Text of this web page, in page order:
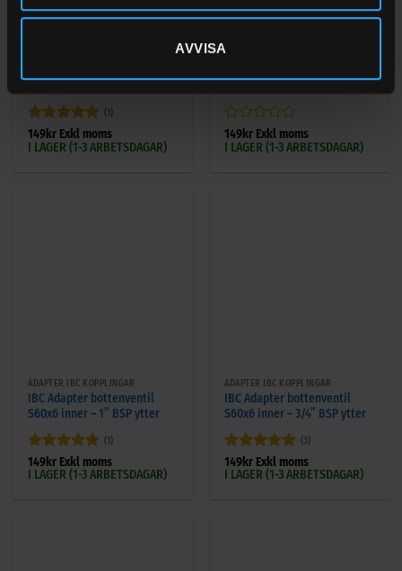
AVVISA
Betygsatt5
av 5
(1)
149kr Exkl moms
I LAGER (1-3 ARBETSDAGAR)
IBC Adapter bottenventil
Betygsatt
0
149kr Exkl moms
I LAGER (1-3 ARBETSDAGAR)
ADAPTER IBC KOPPLINGAR
IBC Adapter bottenventil
S60x6 inner – 1” BSP ytter
Betygsatt5
av 5
(1)
149kr Exkl moms
I LAGER (1-3 ARBETSDAGAR)
ADAPTER IBC KOPPLINGAR
IBC Adapter bottenventil
S60x6 inner – 3/4” BSP ytter
Betygsatt5
av 5
(3)
149kr Exkl moms
I LAGER (1-3 ARBETSDAGAR)